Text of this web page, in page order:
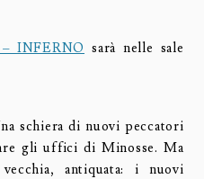
INFERNO sarà nelle sale
schiera di nuovi peccatori
gli uffici di Minosse. Ma
antiquata: i nuovi